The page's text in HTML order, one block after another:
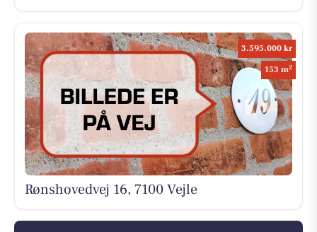
3.595.000 kr
153 m2
Rønshovedvej 16, 7100 Vejle